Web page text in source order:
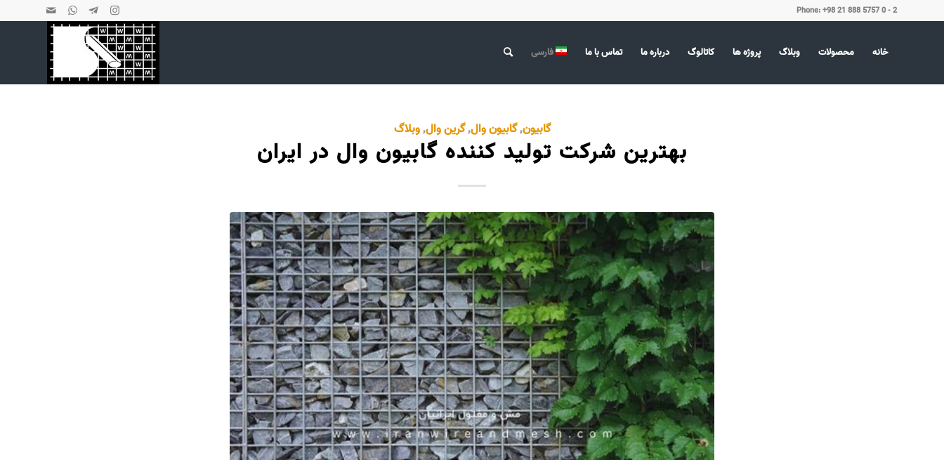
Phone: +98 21 888 5757 0 - 2
خانه محصولات وبلاگ پروژه ها کاتالوگ درباره ما تماس با ما فارسی
گابیون,گابیون وال,گرین وال,وبلاگ
بهترین شرکت تولید کننده گابیون وال در ایران